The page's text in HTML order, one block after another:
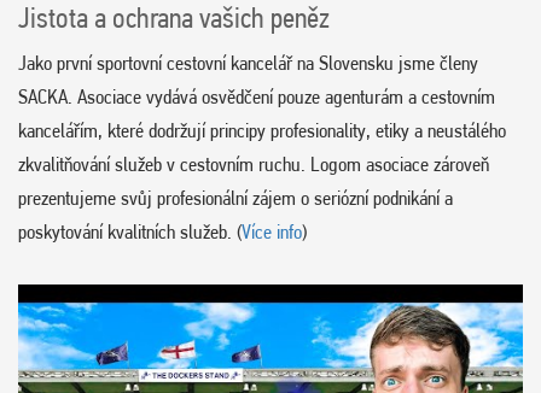
Jistota a ochrana vašich peněz
Jako první sportovní cestovní kancelář na Slovensku jsme členy
SACKA. Asociace vydává osvědčení pouze agenturám a cestovním
kancelářím, které dodržují principy profesionality, etiky a neustálého
zkvalitňování služeb v cestovním ruchu. Logom asociace zároveň
prezentujeme svůj profesionální zájem o seriózní podnikání a
poskytování kvalitních služeb. (Více info)